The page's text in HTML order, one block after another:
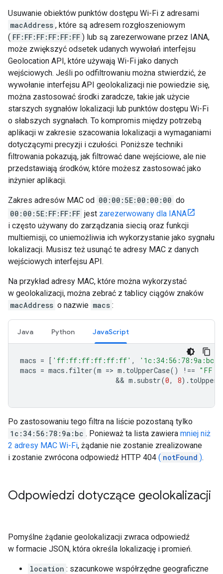
Usuwanie obiektów punktów dostępu Wi-Fi z adresami
macAddress , które są adresem rozgłoszeniowym
( FF:FF:FF:FF:FF:FF ) lub są zarezerwowane przez IANA,
może zwiększyć odsetek udanych wywołań interfejsu
Geolocation API, które używają Wi-Fi jako danych
wejściowych. Jeśli po odfiltrowaniu można stwierdzić, że
wywołanie interfejsu API geolokalizacji nie powiedzie się,
można zastosować środki zaradcze, takie jak użycie
starszych sygnałów lokalizacji lub punktów dostępu Wi-Fi
o słabszych sygnałach. To kompromis między potrzebą
aplikacji w zakresie szacowania lokalizacji a wymaganiami
dotyczącymi precyzji i czułości. Poniższe techniki
filtrowania pokazują, jak filtrować dane wejściowe, ale nie
przedstawiają środków, które możesz zastosować jako
inżynier aplikacji.
Zakres adresów MAC od 00:00:5E:00:00:00 do
00:00:5E:FF:FF:FF jest zarezerwowany dla IANA
i często używany do zarządzania siecią oraz funkcji
multiemisji, co uniemożliwia ich wykorzystanie jako sygnału
lokalizacji. Musisz też usunąć te adresy MAC z danych
wejściowych interfejsu API.
Na przykład adresy MAC, które można wykorzystać
w geolokalizacji, można zebrać z tablicy ciągów znaków
macAddress o nazwie macs :
Java Python JavaScript
macs = [ 'ff:ff:ff:ff:ff:ff' , '1c:34:56:78:9a:bc'
macs = macs . filter(m => m . toUpperCase() !==
                        &&
m . substr(0, 8).
Po zastosowaniu tego filtra na liście pozostaną tylko
1c:34:56:78:9a:bc . Ponieważ ta lista zawiera mniej niż
2 adresy MAC Wi-Fi, żądanie nie zostanie zrealizowane
i zostanie zwrócona odpowiedź HTTP 404 ( notFound ).
Odpowiedzi dotyczące geolokalizacji
Pomyślne żądanie geolokalizacji zwraca odpowiedź
w formacie JSON, która określa lokalizację i promień.
location : szacunkowe współrzędne geograficzne